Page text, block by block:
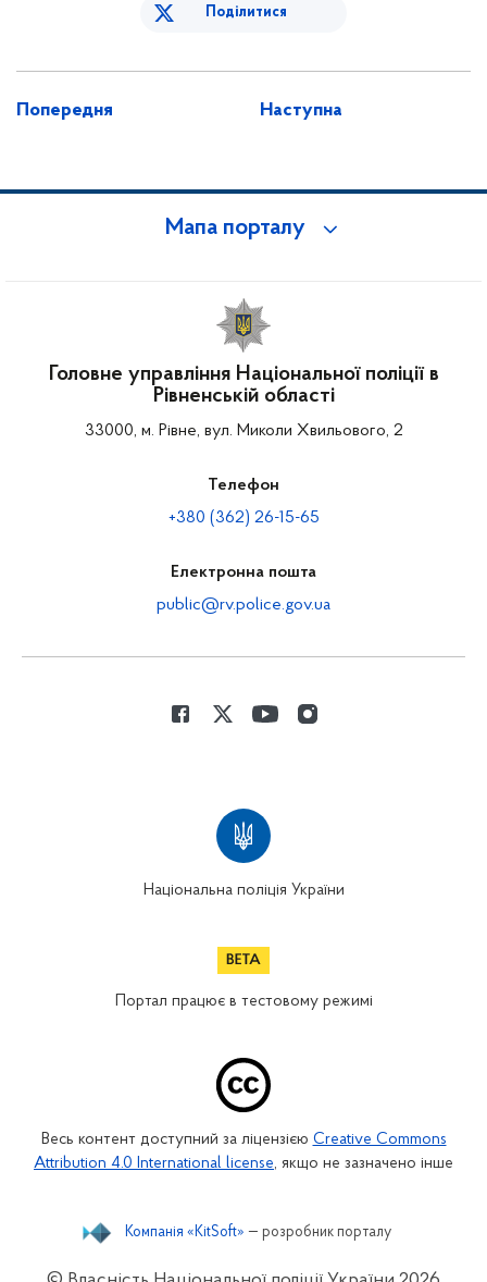
Поділитися
Попередня Наступна
Мапа порталу
Головне управління Національної поліції в
Рівненській області
33000, м. Рівне, вул. Миколи Хвильового, 2
Телефон
+380 (362) 26-15-65
Електронна пошта
public@rv.police.gov.ua
Національна поліція України
Портал працює в тестовому режимі
Весь контент доступний за ліцензією Creative Commons
Attribution 4.0 International license, якщо не зазначено інше
Компанія «KitSoft» — розробник порталу